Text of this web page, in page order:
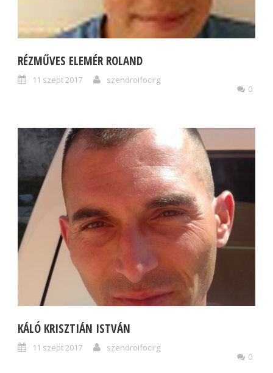
RÉZMŰVES ELEMÉR ROLAND
11 szept 2017
szendroifocirg
0
KÁLÓ KRISZTIÁN ISTVÁN
11 szept 2017
szendroifocirg
0